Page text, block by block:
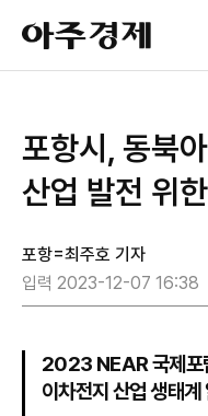
아
주
경
포항시, 동북
산업 발전 위
포항=최주호 기자
입력 2023-12-07 16:38
2023 NEAR 국제포
이차전지 산업 생태계